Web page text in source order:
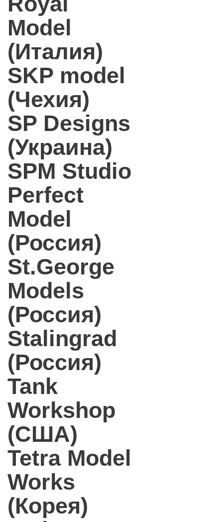
Model
(Италия)
SKP model
(Чехия)
SP Designs
(Украина)
SPM Studio
Perfect
Model
(Россия)
St.George
Models
(Россия)
Stalingrad
(Россия)
Tank
Workshop
(США)
Tetra Model
Works
(Корея)